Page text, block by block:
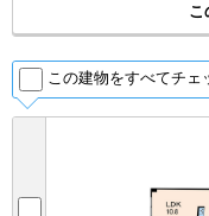
こ
この建物をすべてチェ